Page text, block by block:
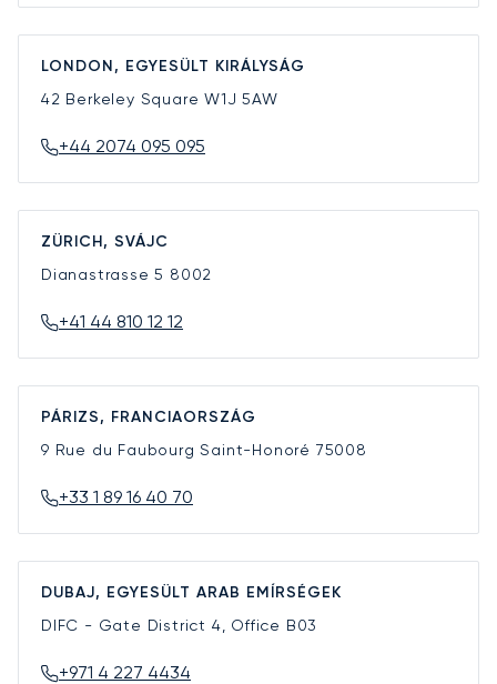
LONDON, EGYESÜLT KIRÁLYSÁG
42 Berkeley SquareW1J 5AW
+44 2074 095 095
ZÜRICH, SVÁJC
Dianastrasse 5 8002
+41 44 810 12 12
PÁRIZS, FRANCIAORSZÁG
9 Rue du Faubourg Saint-Honoré 75008
+33 1 89 16 40 70
DUBAJ, EGYESÜLT ARAB EMÍRSÉGEK
DIFC - Gate District 4, Office B03
+971 4 227 4434